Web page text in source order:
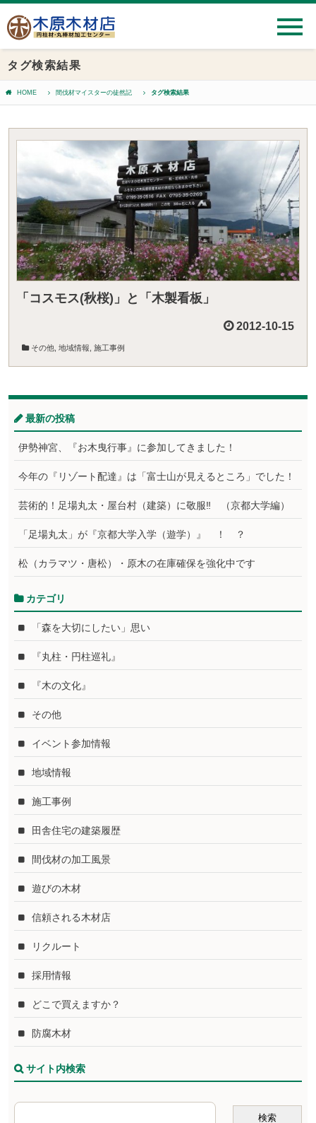
タグ検索結果
HOME 間伐材マイスターの徒然記 タグ検索結果
「コスモス(秋桜)」と「木製看板」
2012-10-15
その他 地域情報 施工事例
最新の投稿
伊勢神宮、『お木曳行事』に参加してきました！
今年の『リゾート配達』は「富士山が見えるところ」でした！
芸術的！足場丸太・屋台村（建築）に敬服‼ （京都大学編）
「足場丸太」が『京都大学入学（遊学）』 ！ ？
松（カラマツ・唐松）・原木の在庫確保を強化中です
カテゴリ
「森を大切にしたい」思い
『丸柱・円柱巡礼』
『木の文化』
その他
イベント参加情報
地域情報
施工事例
田舎住宅の建築履歴
間伐材の加工風景
遊びの木材
信頼される木材店
リクルート
採用情報
どこで買えますか？
防腐木材
サイト内検索